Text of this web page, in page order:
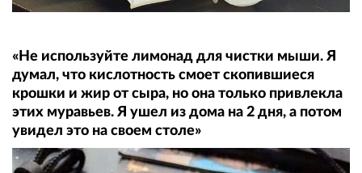
«Не используйте лимонад для чистки мыши. Я
думал, что кислотность смоет скопившиеся
крошки и жир от сыра, но она только привлекла
этих муравьев. Я ушел из дома на 2 дня, а потом
увидел это на своем столе»